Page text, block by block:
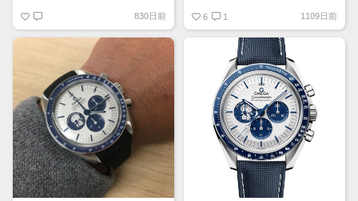
り希望」 予算は120万円です。
宜しくお願い致します。
830日前
は貴重
6 1 1109日前